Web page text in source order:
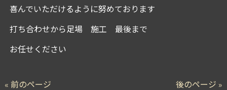
喜んでいただけるように努めております
打ち合わせから足場 施工 最後まで
お任せください
« 前のページ 後のページ »